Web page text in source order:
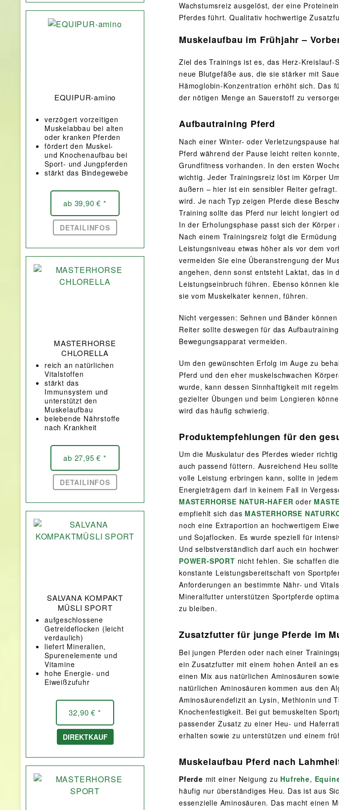
EQUIPUR-amino
verzögert vorzeitigen
Muskelabbau bei alten
oder kranken Pferden
fördert den Muskel-
und Knochenaufbau bei
Sport- und Jungpferden
stärkt das Bindegewebe
ab 39,90 € *
DETAILINFOS
MASTERHORSE
CHLORELLA
reich an natürlichen
Vitalstoffen
stärkt das
Immunsystem und
unterstützt den
Muskelaufbau
belebende Nährstoffe
nach Krankheit
ab 27,95 € *
DETAILINFOS
SALVANA KOMPAKT
MÜSLI SPORT
aufgeschlossene
Getreideflocken (leicht
verdaulich)
liefert Mineralien,
Spurenelemente und
Vitamine
hohe Energie- und
Eiweißzufuhr
32,90 € *
DIREKTKAUF
Wachstumsreiz ausgelöst, der eine
Pferdes führt. Qualitativ hochwertige
Muskelaufbau im Frühjahr –
Ziel des Trainings ist es, das Herz-Kreislauf-
neue Blutgefäße aus, die sie stärker mit
Hämoglobin-Konzentration erhöht sich. Das
der nötigen Menge an Sauerstoff zu
Aufbautraining Pferd
Nach einer Winter- oder Verletzungspause
Pferd während der Pause leicht reiten
Grundfitness vorhanden. In den ersten
wichtig. Jeder Trainingsreiz löst im Körper
äußern – hier ist ein sensibler Reiter
wird. Je nach Typ zeigen Pferde diese
Training sollte das Pferd nur leicht longiert
In der Erholungsphase passt sich der
Nach einem Trainingsreiz folgt die
Leistungsniveau etwas höher als vor dem
vermeiden Sie eine Überanstrengung der
angehen, denn sonst entsteht Laktat, das in
Leistungseinbruch führen. Ebenso können
sie vom Muskelkater kennen, führen.
Nicht vergessen: Sehnen und Bänder
Reiter sollte deswegen für das
Bewegungsapparat vermeiden.
Um den gewünschten Erfolg im Auge zu
Pferd und den eher muskelschwachen
wurde, kann dessen Sinnhaftigkeit mit
gezielter Übungen und beim Longieren
wird das häufig schwierig.
Produktempfehlungen für den
Um die Muskulatur des Pferdes wieder
auch passend füttern. Ausreichend Heu
volle Leistung erbringen kann, sollte in
Energieträgern darf in keinem Fall in
MASTERHORSE NATUR-HAFER oder
empfiehlt sich das MASTERHORSE
noch eine Extraportion an hochwertigem
und Sojaflocken. Es wurde speziell für
Und selbstverständlich darf auch ein
POWER-SPORT nicht fehlen. Sie schaffen
konstante Leistungsbereitschaft von
Anforderungen an bestimmte Nähr- und
Mineralfutter unterstützen Sportpferde
zu bleiben.
Zusatzfutter für junge Pferde im
Bei jungen Pferden oder nach einer
ein Zusatzfutter mit einem hohen Anteil an
einen Mix aus natürlichen Aminosäuren
natürlichen Aminosäuren kommen aus den
Aminosäurendefizit an Lysin, Methionin und
Knochenfestigkeit. Bei gut bemuskelten
passender Zusatz zu einer Heu- und
erhalten sowie zu unterstützen und einem
Muskelaufbau Pferd nach
Pferde mit einer Neigung zu Hufrehe,
häufig nur überständiges Heu. Das ist aus
essenzielle Aminosäuren. Das macht einen